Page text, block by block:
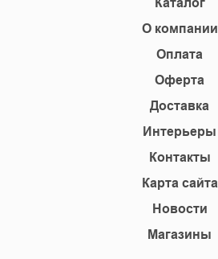
О компании
Оплата
Оферта
Доставка
Интерьеры
Контакты
Карта сайта
Новости
Магазины